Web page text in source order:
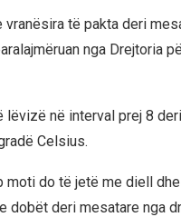
të pakta deri
nga Drejtoria
në interval prej 8
Celsius.
moti do të jetë me diell
dobët deri mesatare nga